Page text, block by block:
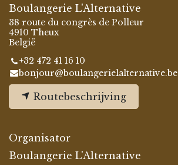
Boulangerie L'Alternative
38 route du congrès de Polleur
4910 Theux
België
+32 472 41 16 10
bonjour@boulangerielalternative.be
Routebeschrijving
Organisator
Boulangerie L'Alternative